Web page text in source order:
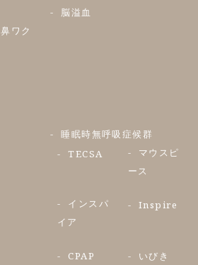
ワク
脳溢血
睡眠時無呼吸症候群
TECSA
マウスピ
ース
インスパ
イア
Inspire
CPAP いびき